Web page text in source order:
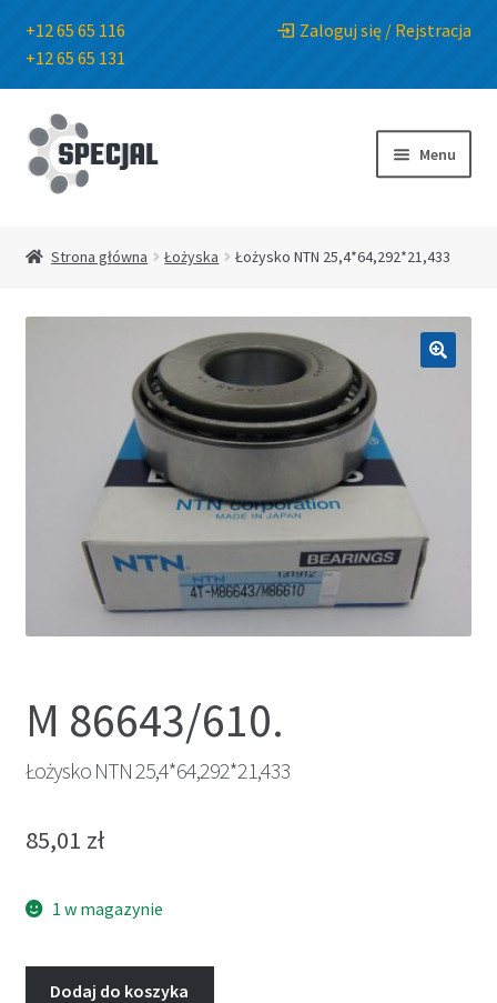
+12 65 65 116
+12 65 65 131
Zaloguj się / Rejstracja
Przejdź
do
nawigacji
Przejdź
do
treści
Menu
Strona główna Łożyska Łożysko NTN 25,4*64,292*21,433
M 86643/610.
Łożysko NTN 25,4*64,292*21,433
85,01 zł
1 w magazynie
Dodaj do koszyka